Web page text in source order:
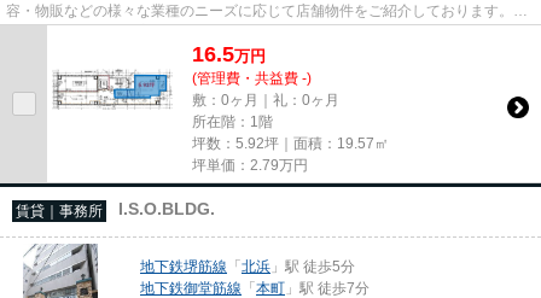
容・物販などの様々な業種のニーズに応じて店舗物件をご紹介しております。
尚、弊社ではおとり広告は一切...
16.5万円
(管理費・共益費 -)
敷：0ヶ月｜礼：0ヶ月
所在階：1階
坪数：5.92坪｜面積：19.57㎡
坪単価： 2.79万円
賃貸｜事務所 I.S.O.BLDG.
地下鉄堺筋線 「北浜 」駅 徒歩5分
地下鉄御堂筋線 「本町 」駅 徒歩7分